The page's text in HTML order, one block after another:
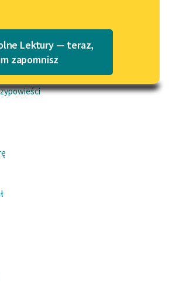
dla
i
Katalog w formacie PDF
Lektury — teraz,
zapomnisz